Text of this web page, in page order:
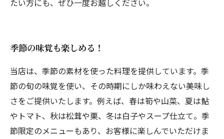
たい方にも、ぜひ一度お越しください。
季節の味覚も楽しめる！
当店は、季節の素材を使った料理を提供しています。季
節の旬の味覚を使い、その時期にしか味わえない美味し
さをご提供いたします。例えば、春は筍や山菜、夏は鮎
やトマト、秋は松茸や栗、冬は白子やスープ仕立て。季
節限定のメニューもあり、お客様に楽しんでいただけま